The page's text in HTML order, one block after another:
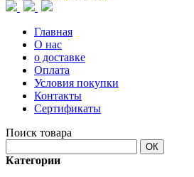
Главная
О нас
о доставке
Оплата
Условия покупки
Контакты
Сертификаты
Поиск товара
ОК
Категории